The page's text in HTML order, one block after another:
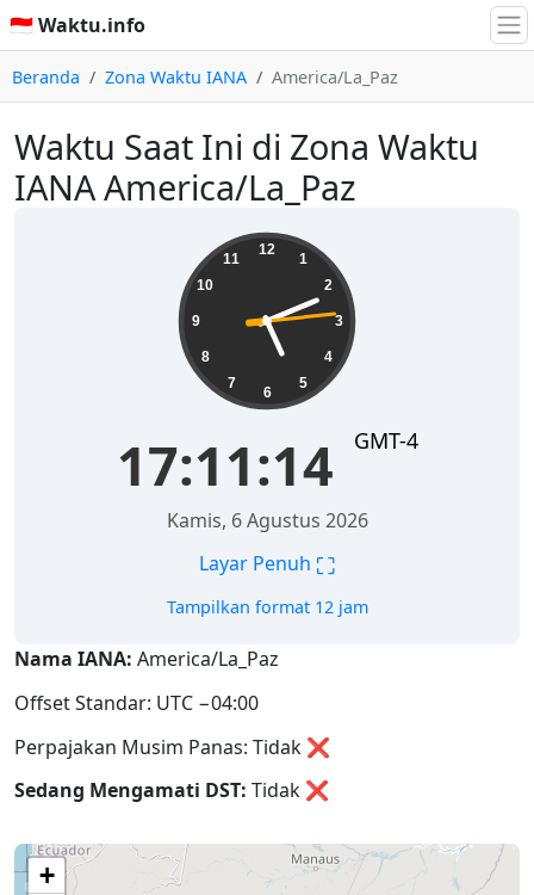
🇮🇩 Waktu.info
Beranda Zona Waktu IANA America/La_Paz
Waktu Saat Ini di Zona Waktu
IANA America/La_Paz
12
1
2
3
4
5
6
7
8
9
10
11
17:11:14 GMT-4
Kamis, 6 Agustus 2026
Layar Penuh ⛶
Tampilkan format 12 jam
Nama IANA: America/La_Paz
Offset Standar: UTC −04:00
Perpajakan Musim Panas: Tidak ❌
Sedang Mengamati DST: Tidak ❌
+